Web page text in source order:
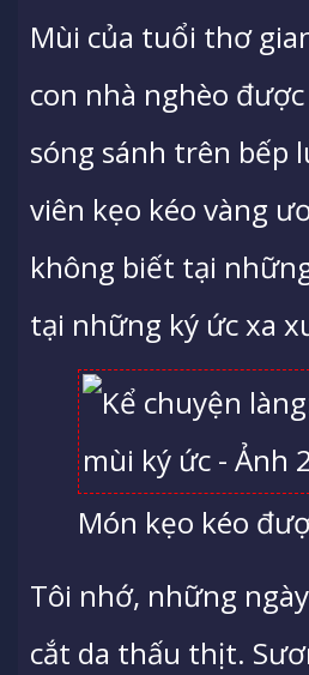
Mùi của tuổi thơ
con nhà nghèo
sóng sánh trên bếp
viên kẹo kéo vàng
không biết tại
tại những ký ức xa
Món kẹo kéo
Tôi nhớ, những
cắt da thấu thịt.